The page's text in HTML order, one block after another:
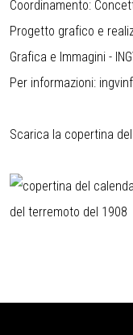
Coordinamento:
Progetto grafico e
Grafica e Immagini -
Per informazioni:
Scarica la copertina